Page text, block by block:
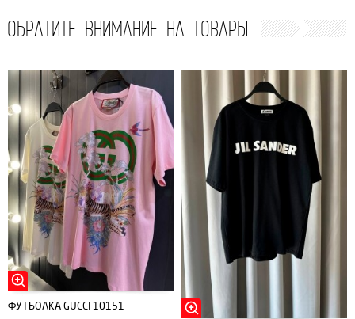
ОБРАТИТЕ ВНИМАНИЕ НА ТОВАРЫ
ФУТБОЛКА GUCCI 10151